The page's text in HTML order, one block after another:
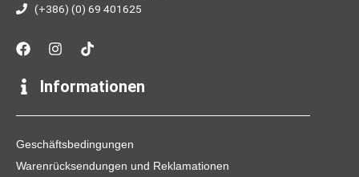
(+386) (0) 69 401625
F
a
e
b
o
k
I
n
t
g
a
T
i
t
k
Informationen
Geschäftsbedingungen
Warenrücksendungen und Reklamationen